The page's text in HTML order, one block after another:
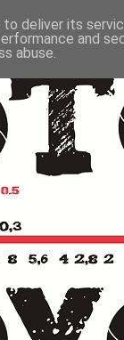
deliver its
and
abuse.